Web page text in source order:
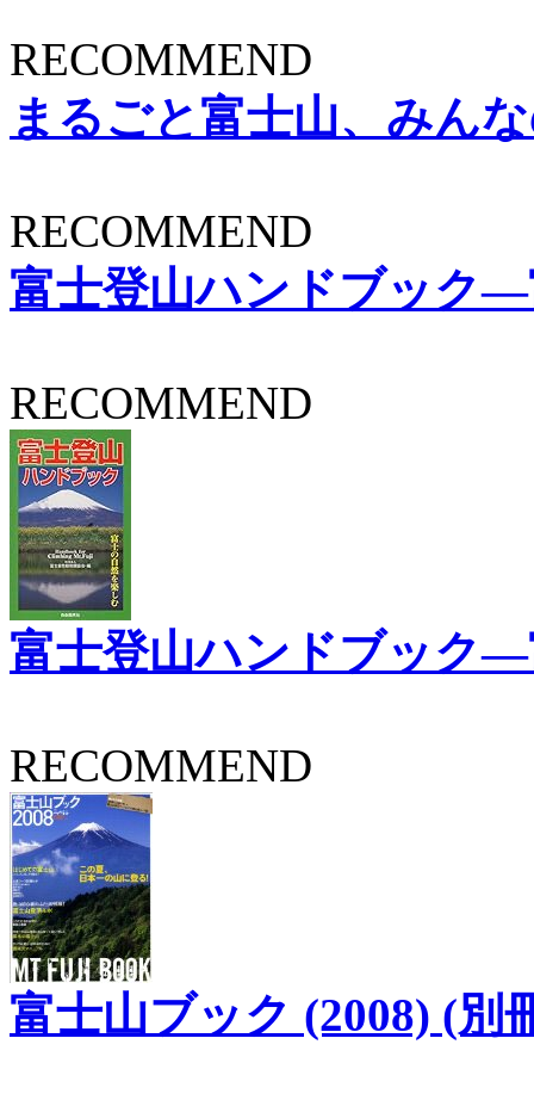
RECOMMEND
まるごと富士山、みん
RECOMMEND
富士登山ハンドブック
RECOMMEND
富士登山ハンドブック
RECOMMEND
富士山ブック (2008) (別